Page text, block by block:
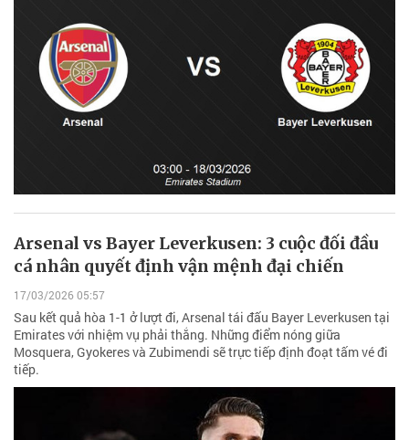
Arsenal vs Bayer Leverkusen: 3 cuộc đối đầu
cá nhân quyết định vận mệnh đại chiến
17/03/2026 05:57
Sau kết quả hòa 1-1 ở lượt đi, Arsenal tái đấu Bayer Leverkusen tại
Emirates với nhiệm vụ phải thắng. Những điểm nóng giữa
Mosquera, Gyokeres và Zubimendi sẽ trực tiếp định đoạt tấm vé đi
tiếp.